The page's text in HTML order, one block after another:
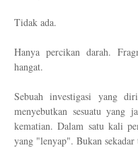
Tidak ada.
Hanya percikan darah.
hangat.
Sebuah investigasi yang
menyebutkan sesuatu yang
kematian. Dalam satu kali
yang "lenyap". Bukan